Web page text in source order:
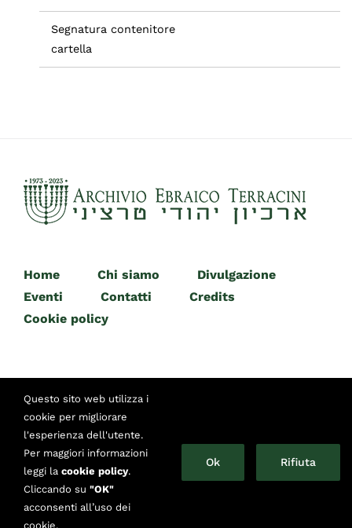
Segnatura contenitore
cartella
Home Chi siamo
Divulgazione
Eventi
Contatti
Credits
Cookie policy
© Copyright 2014 -2026 | Archivio Ebraico Terracini
Piazzetta Primo Levi 12 - Torino | Telefono: +39 011 650
83 32 | Email:
Questo sito web utilizza i
cookie per migliorare
l'esperienza dell'utente.
Per maggiori informazioni
leggi la cookie policy.
Cliccando su "OK"
acconsenti all’uso dei
cookie.
Ok Rifiuta